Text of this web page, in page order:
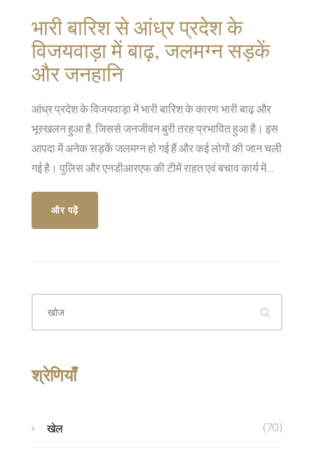
भारी बारिश से आंध्र प्रदेश के
विजयवाड़ा में बाढ़, जलमग्न सड़कें
और जनहानि
आंध्र प्रदेश के विजयवाड़ा में भारी बारिश के कारण भारी बाढ़ और
भूस्खलन हुआ है, जिससे जनजीवन बुरी तरह प्रभावित हुआ है। इस
आपदा में अनेक सड़कें जलमग्न हो गई हैं और कई लोगों की जान चली
गई है। पुलिस और एनडीआरएफ की टीमें राहत एवं बचाव कार्य में
और पढ़ें
श्रेणियाँ
खेल (70)